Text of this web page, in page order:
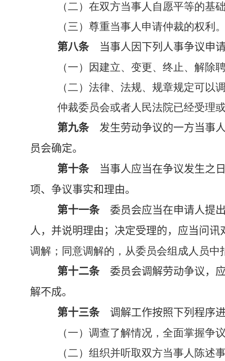
（二）在双方当事人自愿平等的基
（三）尊重当事人申请仲裁的权利
第八条当事人因下列人事争议申
（一）因建立、变更、终止、解除
（二）法律、法规、规章规定可以
仲裁委员会或者人民法院已经受理
第九条发生劳动争议的一方当事人
员会确定。
第十条当事人应当在争议发生之日
项、争议事实和理由。
第十一条委员会应当在申请人提出
人，并说明理由；决定受理的，应当问
调解；同意调解的，从委员会组成人员中
第十二条委员会调解劳动争议，应
解不成。
第十三条调解工作按照下列程序
（一）调查了解情况，全面掌握争
（二）组织并听取双方当事人陈述